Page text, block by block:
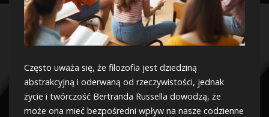
Często uważa się, że filozofia jest dziedziną
abstrakcyjną i oderwaną od rzeczywistości, jednak
życie i twórczość Bertranda Russella dowodzą, że
może ona mieć bezpośredni wpływ na nasze codzienne